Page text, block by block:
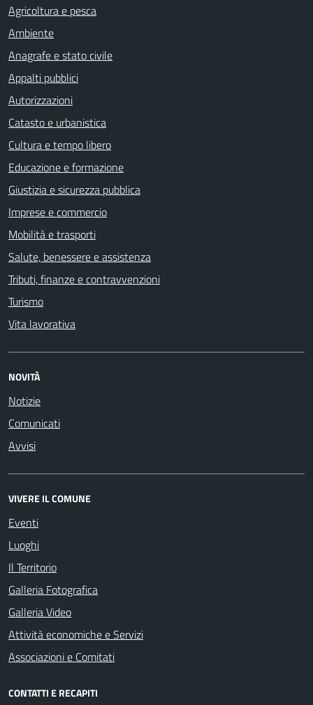
Agricoltura e pesca
Ambiente
Anagrafe e stato civile
Appalti pubblici
Autorizzazioni
Catasto e urbanistica
Cultura e tempo libero
Educazione e formazione
Giustizia e sicurezza pubblica
Imprese e commercio
Mobilità e trasporti
Salute, benessere e assistenza
Tributi, finanze e contravvenzioni
Turismo
Vita lavorativa
NOVITÀ
Notizie
Comunicati
Avvisi
VIVERE IL COMUNE
Eventi
Luoghi
Il Territorio
Galleria Fotografica
Galleria Video
Attività economiche e Servizi
Associazioni e Comitati
CONTATTI E RECAPITI